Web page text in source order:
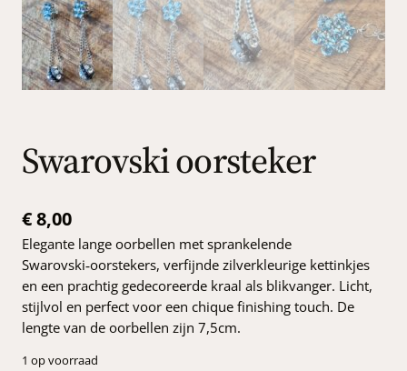
Swarovski oorsteker
€8,00
Elegante lange oorbellen met sprankelende
Swarovski‑oorstekers, verfijnde zilverkleurige kettinkjes
en een prachtig gedecoreerde kraal als blikvanger. Licht,
stijlvol en perfect voor een chique finishing touch. De
lengte van de oorbellen zijn 7,5cm.
1 op voorraad